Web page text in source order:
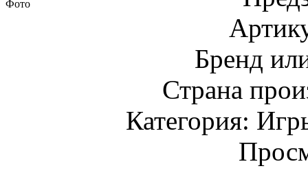
Фото
Бренд
Страна
Категория: